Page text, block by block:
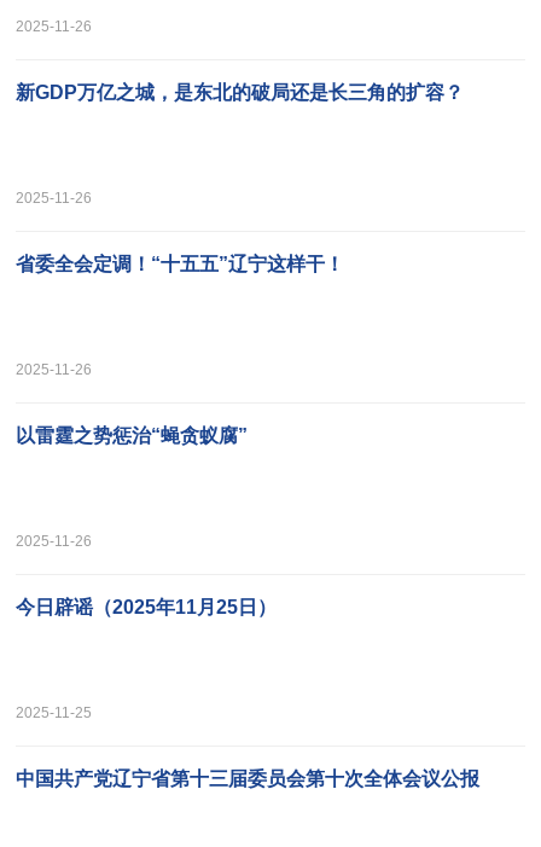
2025-11-26
新GDP万亿之城，是东北的破局还是长三角的扩容？
2025-11-26
省委全会定调！“十五五”辽宁这样干！
2025-11-26
以雷霆之势惩治“蝇贪蚁腐”
2025-11-26
今日辟谣（2025年11月25日）
2025-11-25
中国共产党辽宁省第十三届委员会第十次全体会议公报